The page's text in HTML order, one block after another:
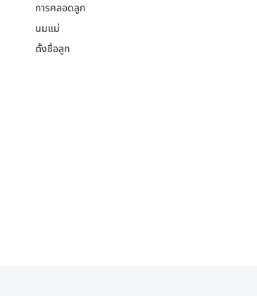
การคลอดลูก
นมแม่
ตั้งชื่อลูก